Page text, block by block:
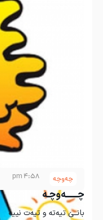
چەوچە 4:58 pm
چــــــەوچـە
بانــێ تیەتە و تیەت نییە